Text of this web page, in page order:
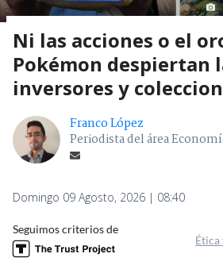
Ni las acciones o el
Pokémon despiertan
inversores y
Franco López
Periodista del área
Domingo 09 Agosto, 2026 | 08:40
Seguimos criterios de
Ética